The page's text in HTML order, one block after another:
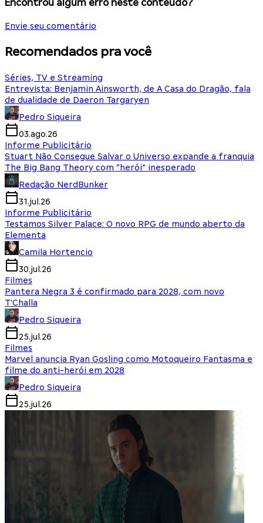
Encontrou algum erro neste conteúdo?
Envie seu comentário
Recomendados pra você
Séries, TV e Streaming
Entrevista: Benjamin Ainsworth, de A Casa do Dragão, fala
de dualidade de Daeron Targaryen
Pedro Siqueira
03.ago.26
Informe Publicitário
Stuart Não Consegue Salvar o Universo expande a franquia
The Big Bang Theory com “herói” inesperado
Redação NerdBunker
31.jul.26
Informe Publicitário
Testamos Silver Palace: O novo RPG de mundo aberto da
Elementa
Camila Hortencio
30.jul.26
Filmes
Pantera Negra 3 é confirmado para 2028, com novo
T'Challa
Pedro Siqueira
25.jul.26
Filmes
Marvel anuncia Ryan Gosling como Motoqueiro Fantasma e
filme do anti-herói em 2028
Pedro Siqueira
25.jul.26